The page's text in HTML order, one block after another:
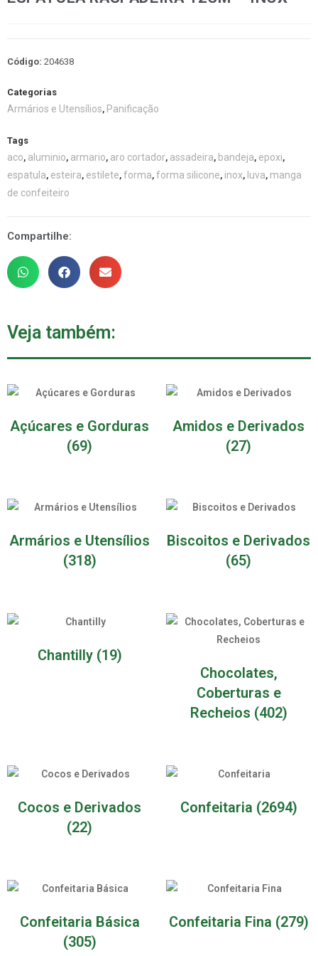
Código: 204638
Categorias
Armários e Utensílios, Panificação
Tags
aco, aluminio, armario, aro cortador, assadeira, bandeja, epoxi,
espatula, esteira, estilete, forma, forma silicone, inox, luva, manga
de confeiteiro
Compartilhe:
Veja também:
Açúcares e Gorduras
(69)
Amidos e Derivados
(27)
Armários e Utensílios
(318)
Biscoitos e Derivados
(65)
Chantilly (19)
Chocolates,
Coberturas e
Recheios (402)
Cocos e Derivados
(22)
Confeitaria (2694)
Confeitaria Básica
(305)
Confeitaria Fina (279)